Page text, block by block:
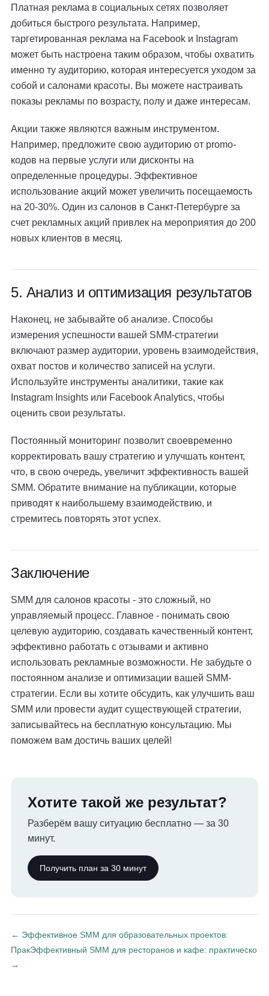
Платная реклама в социальных сетях позволяет
добиться быстрого результата. Например,
таргетированная реклама на Facebook и Instagram
может быть настроена таким образом, чтобы охватить
именно ту аудиторию, которая интересуется уходом за
собой и салонами красоты. Вы можете настраивать
показы рекламы по возрасту, полу и даже интересам.
Акции также являются важным инструментом.
Например, предложите свою аудиторию от promo-
кодов на первые услуги или дисконты на
определенные процедуры. Эффективное
использование акций может увеличить посещаемость
на 20-30%. Один из салонов в Санкт-Петербурге за
счет рекламных акций привлек на мероприятия до 200
новых клиентов в месяц.
5. Анализ и оптимизация результатов
Наконец, не забывайте об анализе. Способы
измерения успешности вашей SMM-стратегии
включают размер аудитории, уровень взаимодействия,
охват постов и количество записей на услуги.
Используйте инструменты аналитики, такие как
Instagram Insights или Facebook Analytics, чтобы
оценить свои результаты.
Постоянный мониторинг позволит своевременно
корректировать вашу стратегию и улучшать контент,
что, в свою очередь, увеличит эффективность вашей
SMM. Обратите внимание на публикации, которые
приводят к наибольшему взаимодействию, и
стремитесь повторять этот успех.
Заключение
SMM для салонов красоты - это сложный, но
управляемый процесс. Главное - понимать свою
целевую аудиторию, создавать качественный контент,
эффективно работать с отзывами и активно
использовать рекламные возможности. Не забудьте о
постоянном анализе и оптимизации вашей SMM-
стратегии. Если вы хотите обсудить, как улучшить ваш
SMM или провести аудит существующей стратегии,
записывайтесь на бесплатную консультацию. Мы
поможем вам достичь ваших целей!
Хотите такой же результат?
Разберём вашу ситуацию бесплатно — за 30
минут.
Получить план за 30 минут
← Эффективное SMM для образовательных проектов:
ПракЭффективный SMM для ресторанов и кафе: практическо
→